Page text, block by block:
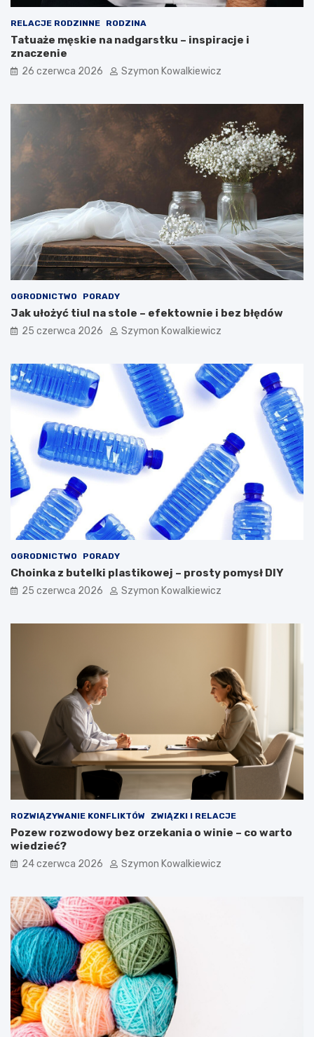
RELACJE RODZINNE RODZINA
Tatuaże męskie na nadgarstku – inspiracje i
znaczenie
26 czerwca 2026 Szymon Kowalkiewicz
OGRODNICTWO PORADY
Jak ułożyć tiul na stole – efektownie i bez błędów
25 czerwca 2026 Szymon Kowalkiewicz
OGRODNICTWO PORADY
Choinka z butelki plastikowej – prosty pomysł DIY
25 czerwca 2026 Szymon Kowalkiewicz
ROZWIĄZYWANIE KONFLIKTÓW ZWIĄZKI I RELACJE
Pozew rozwodowy bez orzekania o winie – co warto
wiedzieć?
24 czerwca 2026 Szymon Kowalkiewicz